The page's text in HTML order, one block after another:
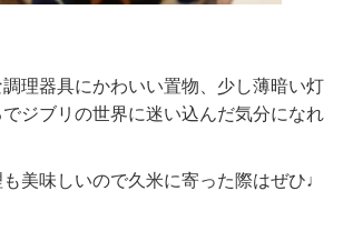
理器具にかわいい置物、少し薄暗い灯
ジブリの世界に迷い込んだ気分になれ
美味しいので久米に寄った際はぜひ♩